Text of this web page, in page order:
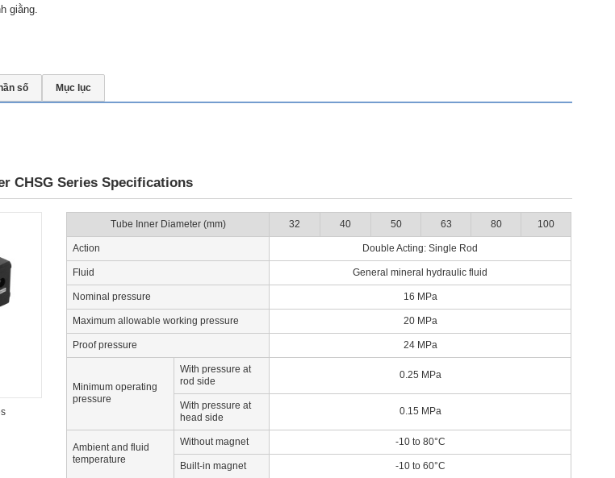
giằng.
số Mục lục
CHSG Series Specifications
Tube Inner Diameter (mm) 32 40 50 63 80 100
Action Double Acting: Single Rod
Fluid General mineral hydraulic fluid
Nominal pressure 16 MPa
Maximum allowable working pressure 20 MPa
Proof pressure 24 MPa
Minimum operating
pressure
With pressure at
rod side
0.25 MPa
With pressure at
head side
0.15 MPa
Ambient and fluid
temperature
Without magnet -10 to 80°C
Built-in magnet -10 to 60°C